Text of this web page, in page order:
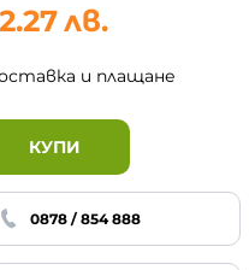
лв.
и плащане
КУПИ
0878 / 854 888